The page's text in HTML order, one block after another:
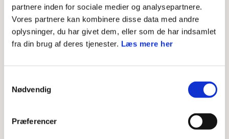
partnere inden for sociale medier og analysepartnere.
Vores partnere kan kombinere disse data med andre
oplysninger, du har givet dem, eller som de har indsamlet
fra din brug af deres tjenester. Læs mere her
Nødvendig
Præferencer
Word-skabelon (høj)
1x velkomst-folder
1x bliv leder-skabelon
Skal du have en bestemt folder - find den herunder: